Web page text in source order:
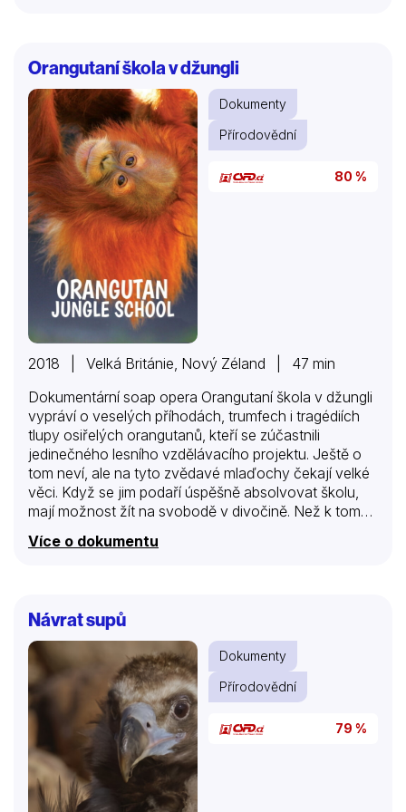
Orangutaní škola v džungli
Dokumenty
Přírodovědní
80 %
2018 | Velká Británie, Nový Zéland | 47 min
Dokumentární soap opera Orangutaní škola v džungli
vypráví o veselých příhodách, trumfech i tragédiích
tlupy osiřelých orangutanů, kteří se zúčastnili
jedinečného lesního vzdělávacího projektu. Ještě o
tom neví, ale na tyto zvědavé mlaďochy čekají velké
věci. Když se jim podaří úspěšně absolvovat školu,
mají možnost žít na svobodě v divočině. Než k tomu
všechny slzy, špatné nálady i náctileté lásky, kterým
Více o dokumentu
Návrat supů
Dokumenty
Přírodovědní
79 %